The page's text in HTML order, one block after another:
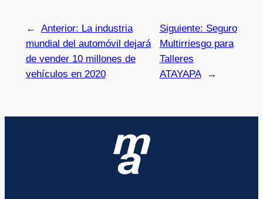
← Anterior: La industria
mundial del automóvil dejará
de vender 10 millones de
vehículos en 2020
Siguiente: Seguro
Multirriesgo para
Talleres
ATAYAPA
→